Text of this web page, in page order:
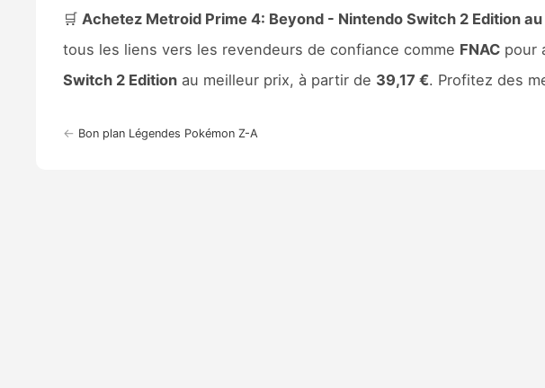
🛒 Achetez Metroid Prime 4: Beyond - Nintendo Switch 2 Edition
tous les liens vers les revendeurs de confiance comme FNACpour
Switch 2 Editionau meilleur prix, à partir de 39,17 €. Profitez des
← Bon plan Légendes Pokémon Z-A